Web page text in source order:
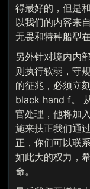
得最好的，但是
以我们的内容来
无畏和特种船型
另外针对境内内
则执行软弱，守
的征兆，必须立
black hand f。
官处理，他将加
施来扶正我们通
正，你们可以联
如此大的权力，
命。